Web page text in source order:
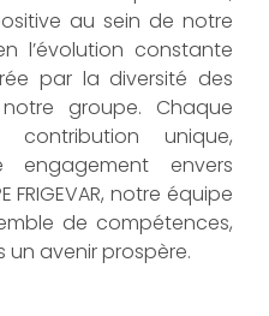
au sein de notre
l’évolution constante
par la diversité des
groupe. Chaque
unique,
envers
FRIGEVAR, notre équipe
de compétences,
un avenir prospère.